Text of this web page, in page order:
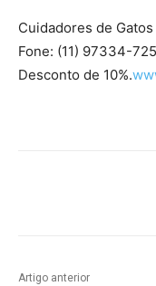
Cuidadores de
Fone: (11) 97334-
Desconto de 10%.
Artigo anterior